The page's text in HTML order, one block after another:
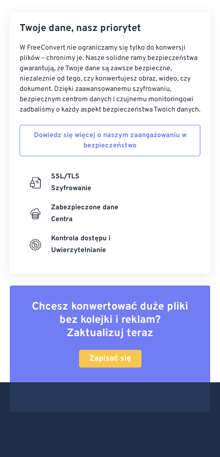
Twoje dane, nasz priorytet
W FreeConvert nie ograniczamy się tylko do konwersji
plików – chronimy je. Nasze solidne ramy bezpieczeństwa
gwarantują, że Twoje dane są zawsze bezpieczne,
niezależnie od tego, czy konwertujesz obraz, wideo, czy
dokument. Dzięki zaawansowanemu szyfrowaniu,
bezpiecznym centrom danych i czujnemu monitoringowi
zadbaliśmy o każdy aspekt bezpieczeństwa Twoich danych.
Dowiedz się więcej o naszym zaangażowaniu w
bezpieczeństwo
SSL/TLS
Szyfrowanie
Zabezpieczone dane
Centra
Kontrola dostępu i
Uwierzytelnianie
Chcesz konwertować duże pliki
bez kolejki i reklam?
Zaktualizuj teraz
Zapisać się